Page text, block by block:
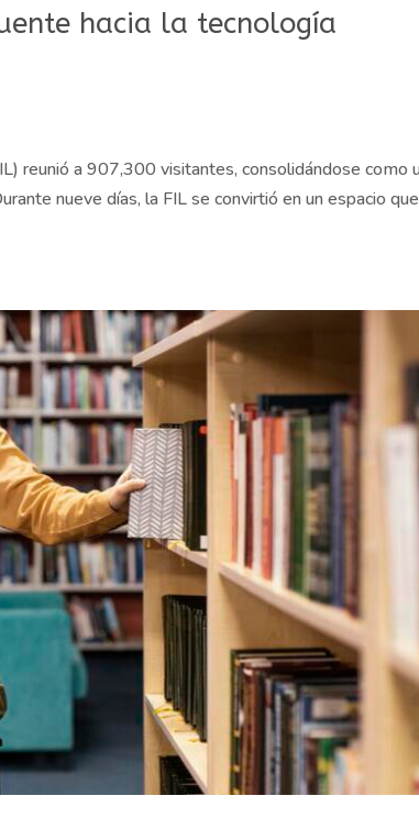
hacia la tecnología
reunió a 907,300 visitantes, consolidándose como
nueve días, la FIL se convirtió en un espacio que